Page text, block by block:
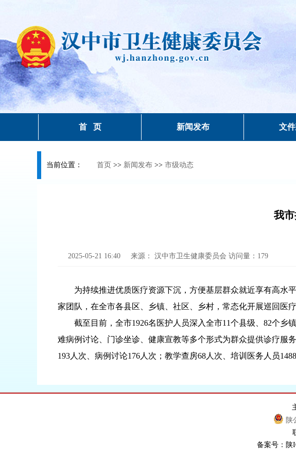
首 页 新闻发布 文
当前位置： 首页 >> 新闻发布 >> 市级动态
我
2025-05-21 16:40 来源： 汉中市卫生健康委员会 访问量： 179
为持续推进优质医疗资源下沉，方便基层群众就近享有高水
家团队，在全市各县区、乡镇、社区、乡村，常态化开展巡回医疗
截至目前，全市1926名医护人员深入全市11个县级、82个
难病例讨论、门诊坐诊、健康宣教等多个形式为群众提供诊疗服
193人次、病例讨论176人次；教学查房68人次、培训医务人员
陕
备案号：陕